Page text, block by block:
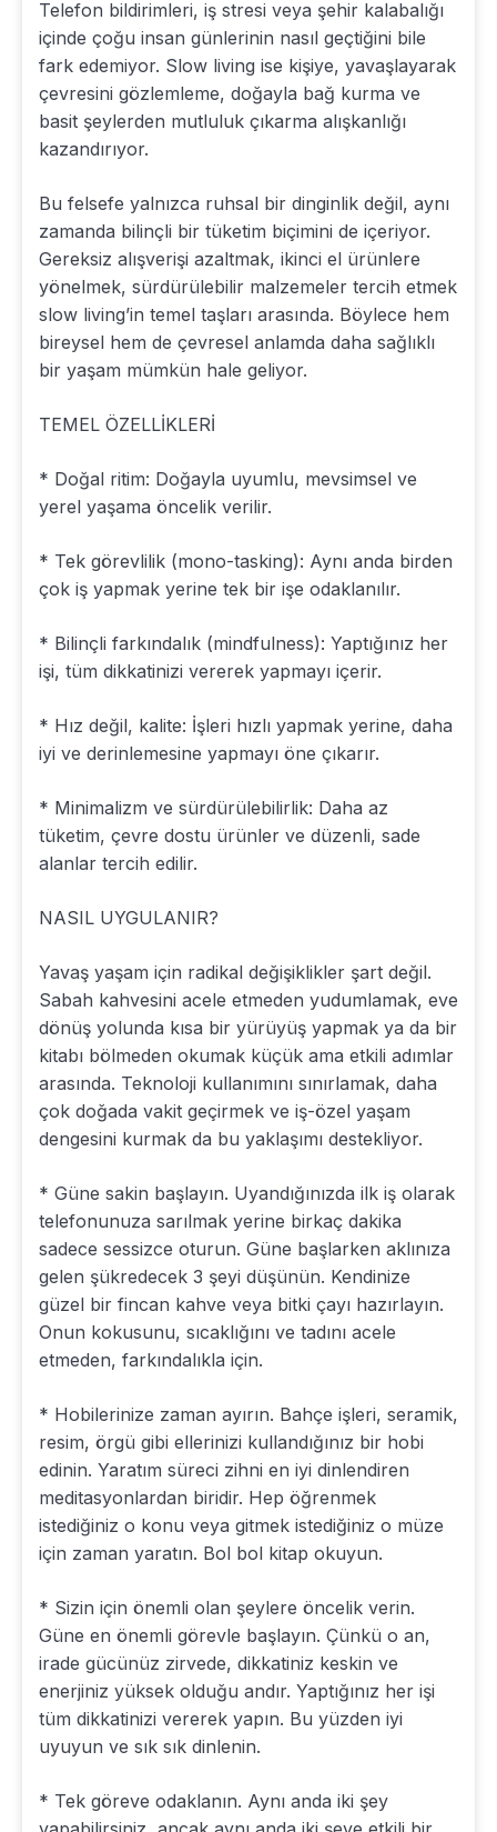
Telefon bildirimleri, iş stresi veya şehir kalabalığı
içinde çoğu insan günlerinin nasıl geçtiğini bile
fark edemiyor. Slow living ise kişiye, yavaşlayarak
çevresini gözlemleme, doğayla bağ kurma ve
basit şeylerden mutluluk çıkarma alışkanlığı
kazandırıyor.
Bu felsefe yalnızca ruhsal bir dinginlik değil, aynı
zamanda bilinçli bir tüketim biçimini de içeriyor.
Gereksiz alışverişi azaltmak, ikinci el ürünlere
yönelmek, sürdürülebilir malzemeler tercih etmek
slow living’in temel taşları arasında. Böylece hem
bireysel hem de çevresel anlamda daha sağlıklı
bir yaşam mümkün hale geliyor.
TEMEL ÖZELLİKLERİ
* Doğal ritim: Doğayla uyumlu, mevsimsel ve
yerel yaşama öncelik verilir.
* Tek görevlilik (mono-tasking): Aynı anda birden
çok iş yapmak yerine tek bir işe odaklanılır.
* Bilinçli farkındalık (mindfulness): Yaptığınız her
işi, tüm dikkatinizi vererek yapmayı içerir.
* Hız değil, kalite: İşleri hızlı yapmak yerine, daha
iyi ve derinlemesine yapmayı öne çıkarır.
* Minimalizm ve sürdürülebilirlik: Daha az
tüketim, çevre dostu ürünler ve düzenli, sade
alanlar tercih edilir.
NASIL UYGULANIR?
Yavaş yaşam için radikal değişiklikler şart değil.
Sabah kahvesini acele etmeden yudumlamak, eve
dönüş yolunda kısa bir yürüyüş yapmak ya da bir
kitabı bölmeden okumak küçük ama etkili adımlar
arasında. Teknoloji kullanımını sınırlamak, daha
çok doğada vakit geçirmek ve iş-özel yaşam
dengesini kurmak da bu yaklaşımı destekliyor.
* Güne sakin başlayın. Uyandığınızda ilk iş olarak
telefonunuza sarılmak yerine birkaç dakika
sadece sessizce oturun. Güne başlarken aklınıza
gelen şükredecek 3 şeyi düşünün. Kendinize
güzel bir fincan kahve veya bitki çayı hazırlayın.
Onun kokusunu, sıcaklığını ve tadını acele
etmeden, farkındalıkla için.
* Hobilerinize zaman ayırın. Bahçe işleri, seramik,
resim, örgü gibi ellerinizi kullandığınız bir hobi
edinin. Yaratım süreci zihni en iyi dinlendiren
meditasyonlardan biridir. Hep öğrenmek
istediğiniz o konu veya gitmek istediğiniz o müze
için zaman yaratın. Bol bol kitap okuyun.
* Sizin için önemli olan şeylere öncelik verin.
Güne en önemli görevle başlayın. Çünkü o an,
irade gücünüz zirvede, dikkatiniz keskin ve
enerjiniz yüksek olduğu andır. Yaptığınız her işi
tüm dikkatinizi vererek yapın. Bu yüzden iyi
uyuyun ve sık sık dinlenin.
* Tek göreve odaklanın. Aynı anda iki şey